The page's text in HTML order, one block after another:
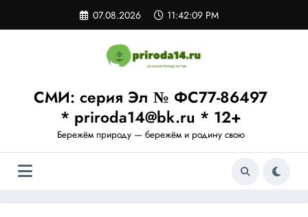
содержимому
07.08.2026 11:42:11 PM
СМИ: серия Эл № ФС77-86497
* priroda14@bk.ru * 12+
Бережём природу — бережём и родину свою